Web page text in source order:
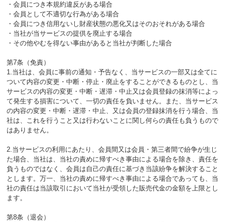
・会員につき本規約違反がある場合
・会員として不適切な行為がある場合
・会員につき信用ないし財産状態の悪化又はそのおそれがある場合
・当社が当サービスの提供を廃止する場合
・その他やむを得ない事由があると当社が判断した場合
第7条（免責）
1.当社は、会員に事前の通知・予告なく、当サービスの一部又は全てに
ついて内容の変更・中断・停止・廃止をすることができるものとし、当
サービスの内容の変更・中断・遅滞・中止又は会員登録の抹消等によっ
て発生する損害について、一切の責任を負いません。また、当サービス
の内容の変更・中断・遅滞・中止、又は会員の登録抹消を行う場合、当
社は、これを行うこと又は行わないことに関し何らの責任も負うもので
はありません。
2.当サービスの利用にあたり、会員間又は会員・第三者間で紛争が生じ
た場合、当社は、当社の責めに帰すべき事由による場合を除き、責任を
負うものではなく、会員は自己の責任に基づき当該紛争を解決すること
とします。万一、当社の責めに帰すべき事由による場合であっても、当
社の責任は当該取引において当社が受領した販売代金の金額を上限とし
ます。
第8条（退会）